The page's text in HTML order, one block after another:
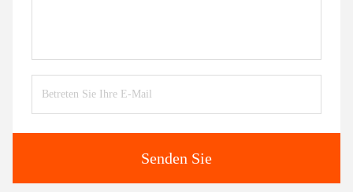
Senden Sie